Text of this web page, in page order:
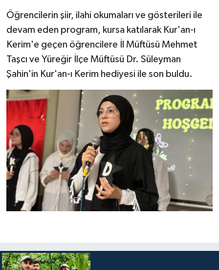
Öğrencilerin şiir, ilahi okumaları ve gösterileri ile
devam eden program, kursa katılarak Kur'an-ı
Kerim'e geçen öğrencilere İl Müftüsü Mehmet
Taşcı ve Yüreğir İlçe Müftüsü Dr. Süleyman
Şahin'in Kur'an-ı Kerim hediyesi ile son buldu.
Hakkari Müftülüğü
Hatay Müftülüğü
Isparta Müftülüğü
İstanbul Müftülüğü
İzmir Müftülüğü
Kahramanmaraş Müftülüğü
Karabük Müftülüğü
Kars Müftülüğü